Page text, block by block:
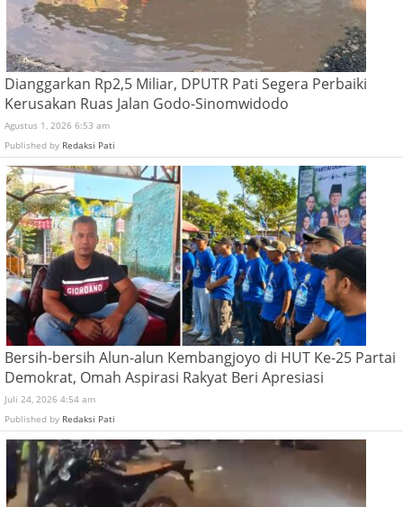
Dianggarkan Rp2,5 Miliar, DPUTR Pati Segera Perbaiki
Kerusakan Ruas Jalan Godo-Sinomwidodo
Agustus 1, 2026 6:53 am
Published by Redaksi Pati
Bersih-bersih Alun-alun Kembangjoyo di HUT Ke-25 Partai
Demokrat, Omah Aspirasi Rakyat Beri Apresiasi
Juli 24, 2026 4:54 am
Published by Redaksi Pati